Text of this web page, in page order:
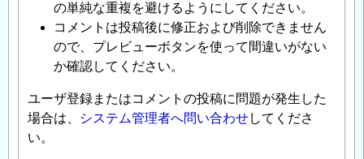
の単純な重複を避けるようにしてください。
コメントは投稿後に修正および削除できません
ので、プレビューボタンを使って間違いがない
か確認してください。
ユーザ登録またはコメントの投稿に問題が発生した
場合は、
システム管理者へ問い合わせしてくださ
い。